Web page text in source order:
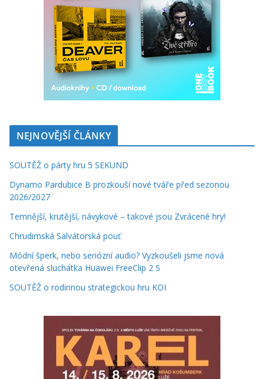
NEJNOVĚJŠÍ ČLÁNKY
SOUTĚŽ o párty hru 5 SEKUND
Dynamo Pardubice B prozkouší nové tváře před sezonou
2026/2027
Temnější, krutější, návykové – takové jsou Zvrácené hry!
Chrudimská Salvátorská pouť
Módní šperk, nebo seriózní audio? Vyzkoušeli jsme nová
otevřená sluchátka Huawei FreeClip 2 S
SOUTĚŽ o rodinnou strategickou hru KOI